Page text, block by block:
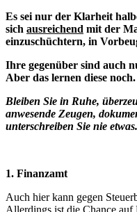
Es sei nur der Klarheit
sich ausreichend mit der
einzuschüchtern, in
Ihre gegenüber sind auch
Aber das lernen diese
Bleiben Sie in Ruhe,
anwesende Zeugen,
unterschreiben Sie nie etwas.
1. Finanzamt
Auch hier kann gegen